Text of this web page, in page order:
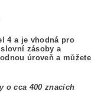
4 a je vhodná pro
zásoby a
úroveň a můžete
o cca 400 znacích